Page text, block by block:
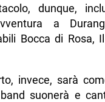
dunque,
a
Bocca di Rosa,
invece, sarà
suonerà e